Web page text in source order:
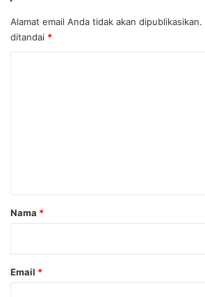
Alamat email Anda tidak akan dipublikasikan.
ditandai *
r
Nama *
Email *